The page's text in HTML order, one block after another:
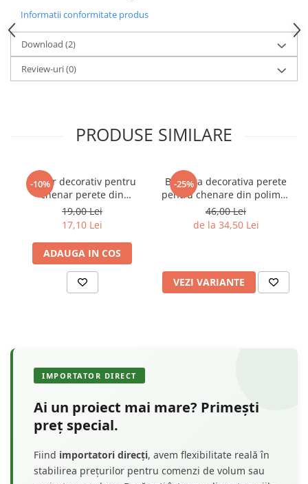
Informatii conformitate produs
Download (2)
Review-uri(0)
PRODUSE SIMILARE
-10%
Coltar decorativ pentru
chenar perete din
poliuretan 10.7 x 10.7 cm -
HCR502-3
19,00 Lei
17,10 Lei
ADAUGA IN COS
-25%
Bagheta decorativa perete
pentru chenare din polimer
rigid 3.2 x 1.6 cm - HCR502
46,00 Lei
de la 34,50 Lei
VEZI VARIANTE
IMPORTATOR DIRECT
Ai un proiect mai mare? Primești
preț special.
Fiind importatori direcți, avem flexibilitate reală în
stabilirea prețurilor pentru comenzi de volum sau